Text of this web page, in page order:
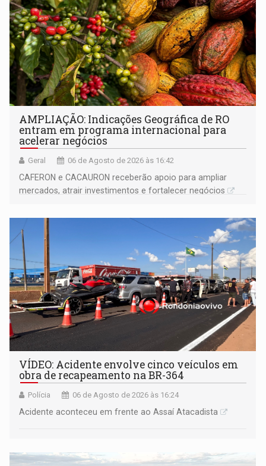
AMPLIAÇÃO: Indicações Geográfica de RO
entram em programa internacional para
acelerar negócios
Geral 06 de Agosto de 2026 às 16:42
CAFERON e CACAURON receberão apoio para ampliar
mercados, atrair investimentos e fortalecer negócios
VÍDEO: Acidente envolve cinco veículos em
obra de recapeamento na BR-364
Polícia 06 de Agosto de 2026 às 16:24
Acidente aconteceu em frente ao Assaí Atacadista